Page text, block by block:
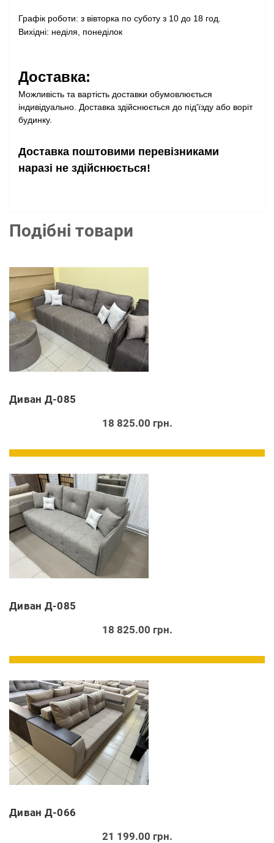
Графік роботи: з вівторка по суботу з 10 до 18 год.
Вихідні: неділя, понеділок
Доставка:
Можливість та вартість доставки обумовлюється
індивідуально. Доставка здійснюється до під'їзду або воріт
будинку.
Доставка поштовими перевізниками
наразі не здійснюється!
Подібні товари
Диван Д-085
18 825.00 грн.
Диван Д-085
18 825.00 грн.
Диван Д-066
21 199.00 грн.